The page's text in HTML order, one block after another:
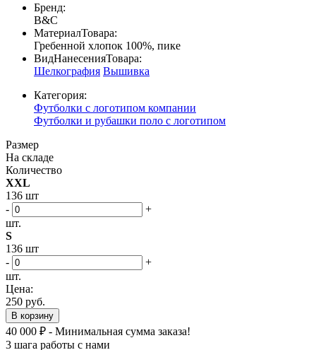
Бренд:
B&C
МатериалТовара:
Гребенной хлопок 100%, пике
ВидНанесенияТовара:
Шелкография Вышивка
Категория:
Футболки с логотипом компании
Футболки и рубашки поло с логотипом
Размер
На складе
Количество
XXL
136 шт
-
+
шт.
S
136 шт
-
+
шт.
Цена:
250 руб.
В корзину
40 000 ₽ - Минимальная сумма заказа!
3 шага работы с нами